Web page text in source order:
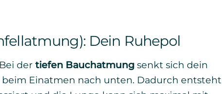
Dein Ruhepol
der tiefen Bauchatmungsenkt sich dein
Einatmen nach unten. Dadurch entsteht